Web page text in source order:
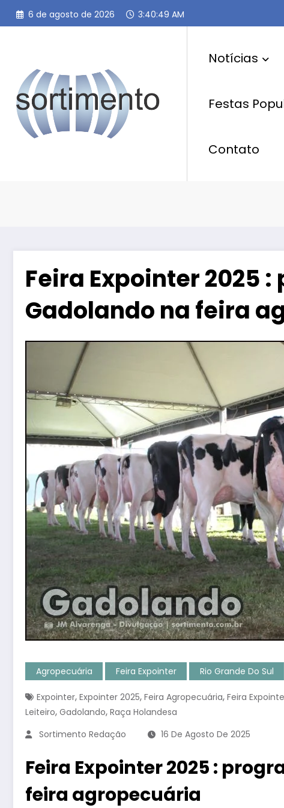
Pular
para
6 de agosto de 2026 3:40:50 AM
Notícias
Festas
Contato
Feira Expointer 2025
Gadolando na feira
Agropecuária Feira Expointer Rio Grande Do Sul
Expointer, Expointer 2025, Feira Agropecuária, Feira
Leiteiro, Gadolando, Raça Holandesa
Sortimento Redação
16 De Agosto De 2025
Feira Expointer 2025 :
feira agropecuária